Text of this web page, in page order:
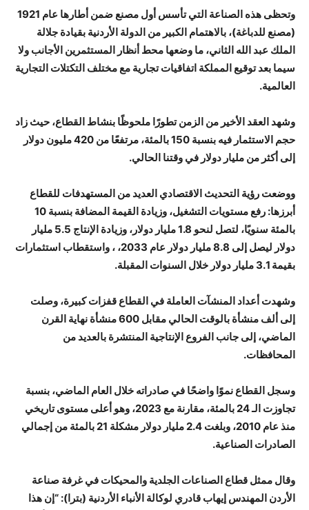
وتحظى هذه الصناعة التي تأسس أول مصنع ضمن أطارها عام 1921
(مصنع للدباغة)، بالاهتمام الكبير من الدولة الأردنية بقيادة جلالة
الملك عبد الله الثاني، ما وضعها محط أنظار المستثمرين الأجانب ولا
سيما بعد توقيع المملكة اتفاقيات تجارية مع مختلف التكتلات التجارية
العالمية.
وشهد العقد الأخير من الزمن تطورًا ملحوظًا بنشاط القطاع، حيث زاد
حجم الاستثمار فيه بنسبة 150 بالمئة، مرتفعًا من 420 مليون دولار
إلى أكثر من مليار دولار في وقتنا الحالي.
ووضعت رؤية التحديث الاقتصادي العديد من المستهدفات للقطاع
أبرزها: رفع مستويات التشغيل، وزيادة القيمة المضافة بنسبة 10
بالمئة سنويًا، لتصل لنحو 1.8 مليار دولار، وزيادة الإنتاج 5.5 مليار
دولار ليصل إلى 8.8 مليار دولار عام 2033، ، واستقطاب استثمارات
بقيمة 3.1 مليار دولار خلال السنوات المقبلة.
وشهدت أعداد المنشآت العاملة في القطاع قفزات كبيرة، وصلت
إلى ألف منشأة بالوقت الحالي مقابل 600 منشأة نهاية القرن
الماضي، إلى جانب الفروع الإنتاجية المنتشرة بالعديد من
المحافظات.
وسجل القطاع نموًا واضحًا في صادراته خلال العام الماضي، بنسبة
تجاوزت الـ 24 بالمئة، مقارنة مع 2023، وهو أعلى مستوى تاريخي
منذ عام 2010، وبلغت 2.4 مليار دولار مشكلة 21 بالمئة من إجمالي
الصادرات الصناعية.
وقال ممثل قطاع الصناعات الجلدية والمحيكات في غرفة صناعة
الأردن المهندس إيهاب قادري لوكالة الأنباء الأردنية (بترا): “إن هذا